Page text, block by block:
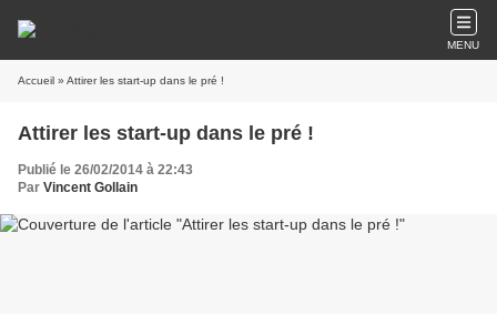
MENU
Accueil » Attirer les start-up dans le pré !
Attirer les start-up dans le pré !
Publié le 26/02/2014 à 22:43
Par Vincent Gollain